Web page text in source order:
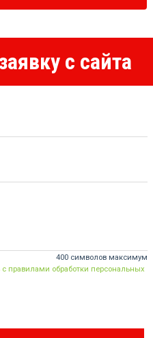
с сайта
400 символов максимум
правилами обработки персональных